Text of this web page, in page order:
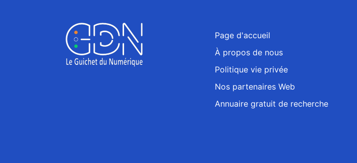
Page d'accueil
À propos de nous
Politique vie privée
Nos partenaires Web
Annuaire gratuit de recherche